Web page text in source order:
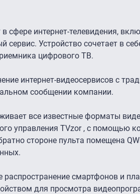
сфере интернет-телевидения,
Устройство сочетает в
цифрового ТВ.
интернет-видеосервисов с
сообщении компании.
все известные форматы
управления TVzor , с помощью
стороне пульта помещена
смартфонов и
для просмотра